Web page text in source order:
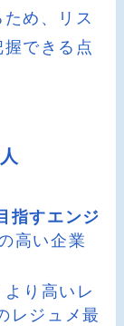
め、リス
できる点
指すエンジ
高い企業
より高いレ
レジュメ最